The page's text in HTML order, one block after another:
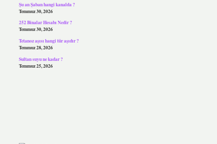
Şu an Şaban hangi kanalda ?
Temmuz 30, 2026
252 Binalar Hesabı Nedir ?
Temmuz 30, 2026
Tetanoz aşısı hangi tür aşıdır ?
Temmuz 28, 2026
Sultan suyu ne kadar ?
Temmuz 25, 2026